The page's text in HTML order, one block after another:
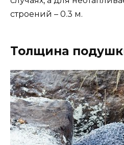
строений – 0.3 м.
Толщина